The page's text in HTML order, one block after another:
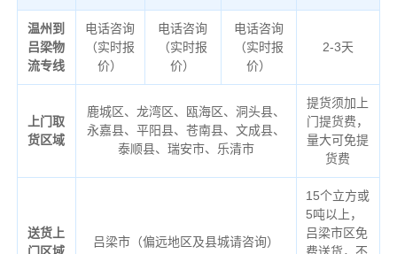
温州到
吕梁物
流专线
电话咨询
（实时报
价）
电话咨询
（实时报
价）
电话咨询
（实时报
价）
2-3天
上门取
货区域
鹿城区、龙湾区、瓯海区、洞头县、
永嘉县、平阳县、苍南县、文成县、
泰顺县、瑞安市、乐清市
提货须加上
门提货费，
量大可免提
货费
送货上
吕梁市（偏远地区及县城请咨询）
15个立方或
5吨以上，
吕梁市区免